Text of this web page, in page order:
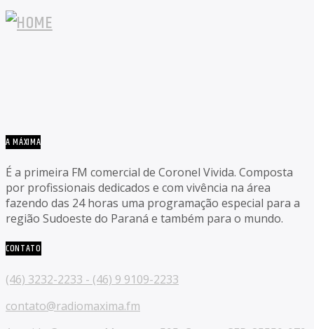
A MÁXIMA
É a primeira FM comercial de Coronel Vivida. Composta
por profissionais dedicados e com vivência na área
fazendo das 24 horas uma programação especial para a
região Sudoeste do Paraná e também para o mundo.
CONTATO
(46) 3232-2233 - (46) 9 9109-2233
contato@radiomaxima.fm